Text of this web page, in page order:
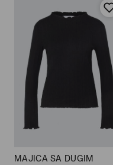
MAJICA SA DUGIM